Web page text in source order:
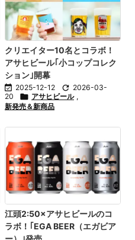
クリエイター10名とコラボ！
アサヒビール｢小コップコレク
ション｣開幕
 2025-12-12  2026-03-
20
 アサヒビール ,
新発売＆新商品
江頭2:50×アサヒビールのコ
ラボ！｢EGA BEER（エガビア